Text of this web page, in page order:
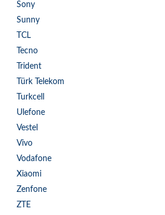
Sony
Sunny
TCL
Tecno
Trident
Türk Telekom
Turkcell
Ulefone
Vestel
Vivo
Vodafone
Xiaomi
Zenfone
ZTE